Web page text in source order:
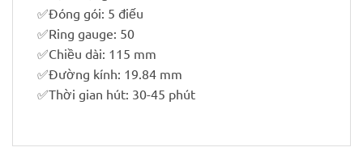
✅Đóng gói: 5 điếu
✅Ring gauge: 50
✅Chiều dài: 115 mm
✅Đường kính: 19.84 mm
✅Thời gian hút: 30-45 phút